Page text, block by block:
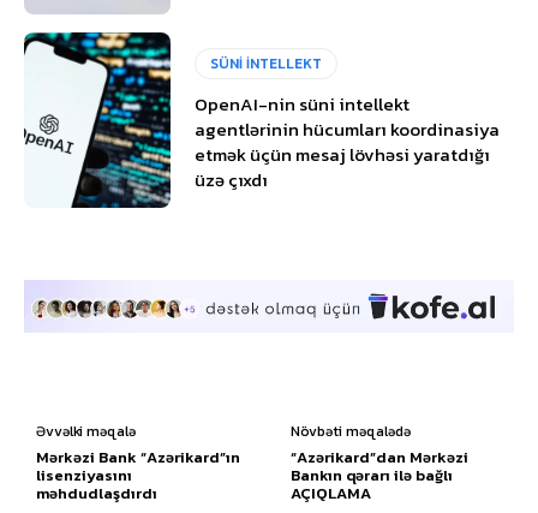
SÜNİ İNTELLEKT
OpenAI-nin süni intellekt
agentlərinin hücumları koordinasiya
etmək üçün mesaj lövhəsi yaratdığı
üzə çıxdı
Əvvəlki məqalə
Mərkəzi Bank “Azərikard”ın
lisenziyasını
məhdudlaşdırdı
Növbəti məqalədə
“Azərikard”dan Mərkəzi
Bankın qərarı ilə bağlı
AÇIQLAMA